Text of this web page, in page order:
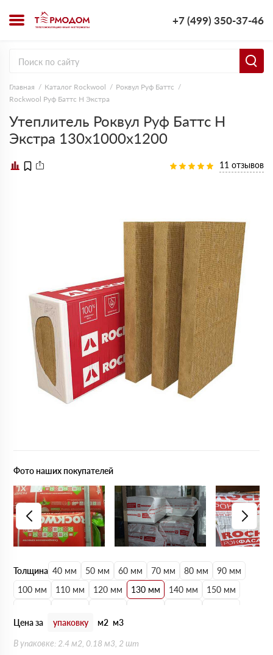
+7 (499) 350-37-46
Главная Каталог Rockwool
Роквул Руф Баттс
Rockwool Руф Баттс Н Экстра
Утеплитель Роквул Руф Баттс Н
Экстра 130х1000х1200
11 отзывов
Толщина 40 мм 50 мм 60 мм 70 мм 80 мм
90 мм
100 мм
110 мм 120 мм 130 мм 140 мм
150 мм
220 мм
230 мм 240 мм
Цена за упаковку м2 м3
В упаковке: 2.4 м2, 0.18 м3, 2 шт
Фото наших покупателей